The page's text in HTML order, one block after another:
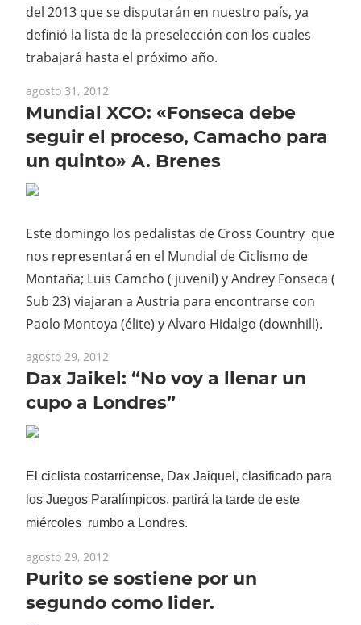
del 2013 que se disputarán en nuestro país, ya
definió la lista de la preselección con los cuales
trabajará hasta el próximo año.
agosto 31, 2012
Mundial XCO: «Fonseca debe
seguir el proceso, Camacho para
un quinto» A. Brenes
Este domingo los pedalistas de Cross Country que
nos representará en el Mundial de Ciclismo de
Montaña; Luis Camcho ( juvenil) y Andrey Fonseca (
Sub 23) viajaran a Austria para encontrarse con
Paolo Montoya (élite) y Alvaro Hidalgo (downhill).
agosto 29, 2012
Dax Jaikel: “No voy a llenar un
cupo a Londres”
El ciclista costarricense, Dax Jaiquel, clasificado para
los Juegos Paralímpicos, partirá la tarde de este
miércoles rumbo a Londres.
agosto 29, 2012
Purito se sostiene por un
segundo como lider.